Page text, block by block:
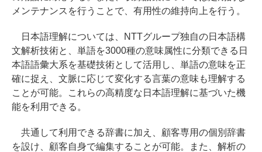
メンテナンスを行うことで、有用性の維持向上を行う。
日本語理解については、NTTグループ独自の日本語構
文解析技術と、単語を3000種の意味属性に分類できる日
本語語彙大系を基礎技術として活用し、単語の意味を正
確に捉え、文脈に応じて変化する言葉の意味も理解する
ことが可能。これらの高精度な日本語理解に基づいた機
能を利用できる。
共通して利用できる辞書に加え、顧客専用の個別辞書
を設け、顧客自身で編集することが可能。また、解析の